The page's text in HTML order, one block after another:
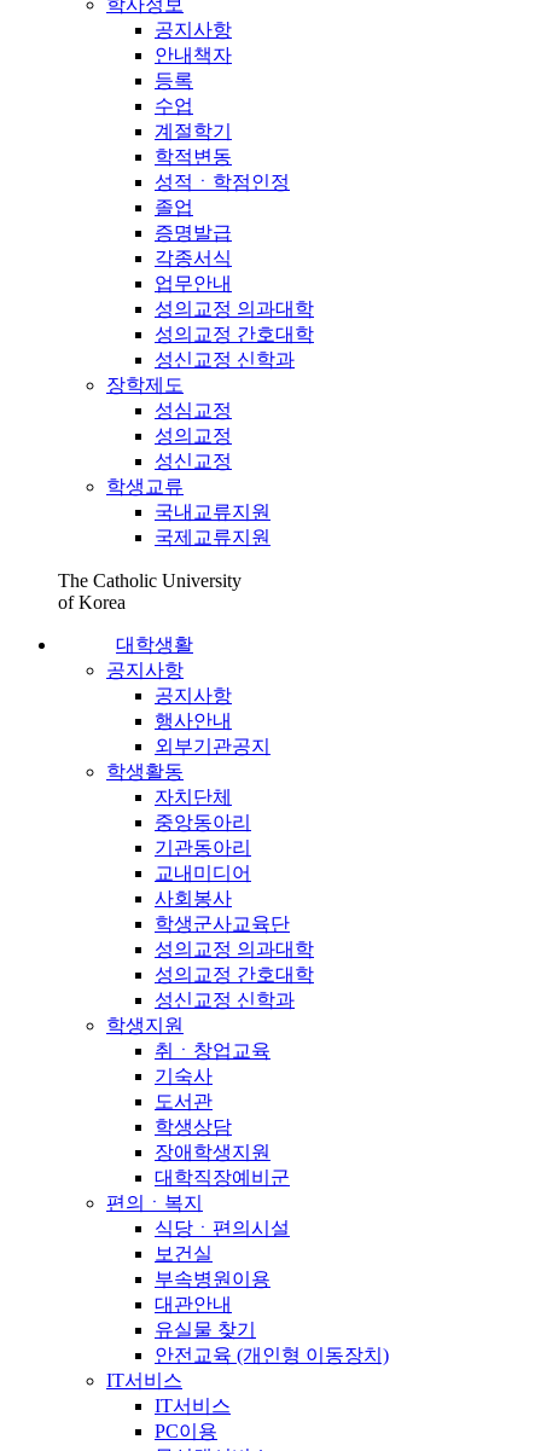
공지사항
안내책자
등록
수업
계절학기
학적변동
성적ㆍ학점인정
졸업
증명발급
각종서식
업무안내
성의교정 의과대학
성의교정 간호대학
성신교정 신학과
장학제도
성심교정
성의교정
성신교정
학생교류
국내교류지원
국제교류지원
The Catholic University
of Korea
대학생활
공지사항
공지사항
행사안내
외부기관공지
학생활동
자치단체
중앙동아리
기관동아리
교내미디어
사회봉사
학생군사교육단
성의교정 의과대학
성의교정 간호대학
성신교정 신학과
학생지원
취ㆍ창업교육
기숙사
도서관
학생상담
장애학생지원
대학직장예비군
편의ㆍ복지
식당ㆍ편의시설
보건실
부속병원이용
대관안내
유실물 찾기
안전교육 (개인형 이동장치)
IT서비스
IT서비스
PC이용